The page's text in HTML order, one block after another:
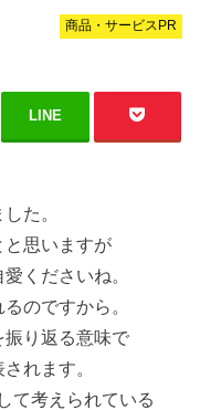
商品・サービスPR
LINE
た。
と思いますが
くださいね。
のですから。
り返る意味で
れます。
て考えられている